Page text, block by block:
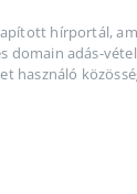
hírportál,
domain adás-
használó